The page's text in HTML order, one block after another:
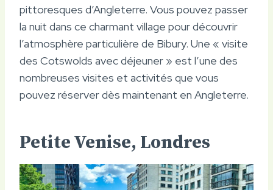
pittoresques d’Angleterre. Vous pouvez passer
la nuit dans ce charmant village pour découvrir
l’atmosphère particulière de Bibury. Une « visite
des Cotswolds avec déjeuner » est l’une des
nombreuses visites et activités que vous
pouvez réserver dès maintenant en Angleterre.
Petite Venise, Londres